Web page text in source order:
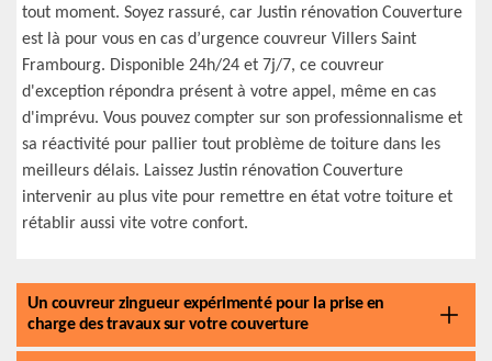
tout moment. Soyez rassuré, car Justin rénovation Couverture
est là pour vous en cas d’urgence couvreur Villers Saint
Frambourg. Disponible 24h/24 et 7j/7, ce couvreur
d'exception répondra présent à votre appel, même en cas
d'imprévu. Vous pouvez compter sur son professionnalisme et
sa réactivité pour pallier tout problème de toiture dans les
meilleurs délais. Laissez Justin rénovation Couverture
intervenir au plus vite pour remettre en état votre toiture et
rétablir aussi vite votre confort.
Un couvreur zingueur expérimenté pour la prise en
charge des travaux sur votre couverture